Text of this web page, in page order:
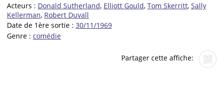
Acteurs : Donald Sutherland, Elliott Gould, Tom Skerritt, Sally
Kellerman, Robert Duvall
Date de 1ère sortie : 30/11/1969
Genre : comédie
Partager cette affiche: